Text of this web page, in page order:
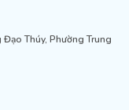
Thúy, Phường Trung